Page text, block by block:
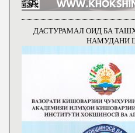
ДАСТУРАМАЛ ОИД БА
НАМУДАНИ